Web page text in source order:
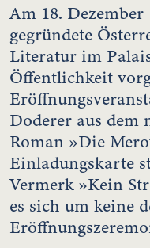
Am 18.
gegründete
Literatur im
Öffentlichkeit
Doderer aus dem
Roman »Die
Einladungskarte
Vermerk »Kein
es sich um keine